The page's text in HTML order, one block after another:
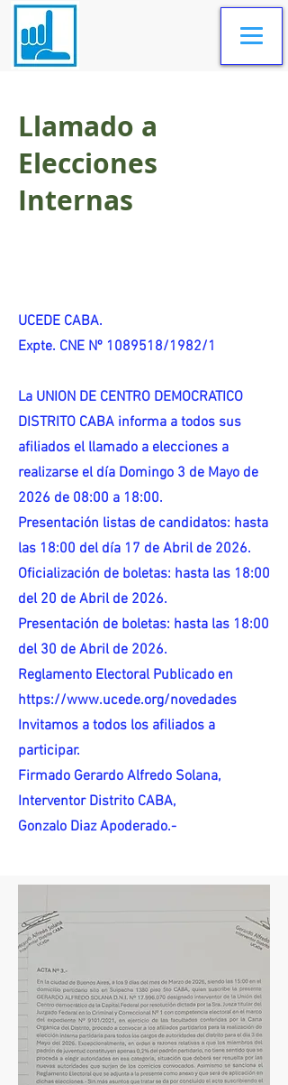
Llamado a
Elecciones
Internas
UCEDE CABA.
Expte. CNE Nº 1089518/1982/1
La UNION DE CENTRO DEMOCRATICO
DISTRITO CABA informa a todos sus
afiliados el llamado a elecciones a
realizarse el día Domingo 3 de Mayo de
2026 de 08:00 a 18:00.
Presentación listas de candidatos: hasta
las 18:00 del día 17 de Abril de 2026.
Oficialización de boletas: hasta las 18:00
del 20 de Abril de 2026.
Presentación de boletas: hasta las 18:00
del 30 de Abril de 2026.
Reglamento Electoral Publicado en
https://www.ucede.org/novedades
Invitamos a todos los afiliados a
participar.
Firmado Gerardo Alfredo Solana,
Interventor Distrito CABA,
Gonzalo Diaz Apoderado.-